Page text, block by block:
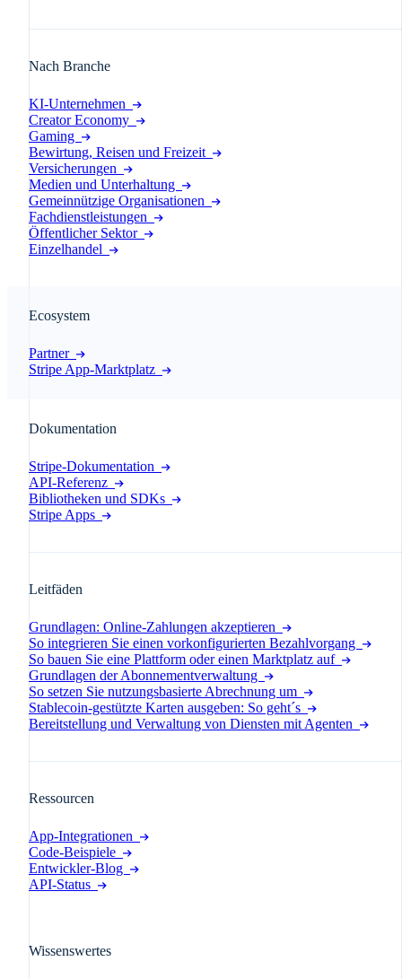
Nach Branche
KI-Unternehmen
Creator Economy
Gaming
Bewirtung, Reisen und Freizeit
Versicherungen
Medien und Unterhaltung
Gemeinnützige Organisationen
Fachdienstleistungen
Öffentlicher Sektor
Einzelhandel
Ecosystem
Partner
Stripe App-Marktplatz
Dokumentation
Stripe-Dokumentation
API-Referenz
Bibliotheken und SDKs
Stripe Apps
Leitfäden
Grundlagen: Online-Zahlungen akzeptieren
So integrieren Sie einen vorkonfigurierten Bezahlvorgang
So bauen Sie eine Plattform oder einen Marktplatz auf
Grundlagen der Abonnementverwaltung
So setzen Sie nutzungsbasierte Abrechnung um
Stablecoin-gestützte Karten ausgeben: So geht´s
Bereitstellung und Verwaltung von Diensten mit Agenten
Ressourcen
App-Integrationen
Code-Beispiele
Entwickler-Blog
API-Status
Wissenswertes